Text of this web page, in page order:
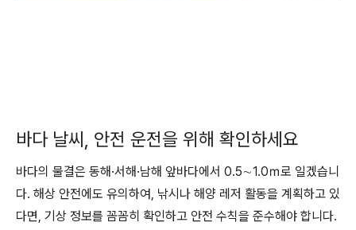
바다 날씨, 안전 운전을 위해 확인하세요
바다의 물결은 동해·서해·남해 앞바다에서 0.5∼1.0ｍ로 일겠습니
다. 해상 안전에도 유의하여, 낚시나 해양 레저 활동을 계획하고 있
다면, 기상 정보를 꼼꼼히 확인하고 안전 수칙을 준수해야 합니다.